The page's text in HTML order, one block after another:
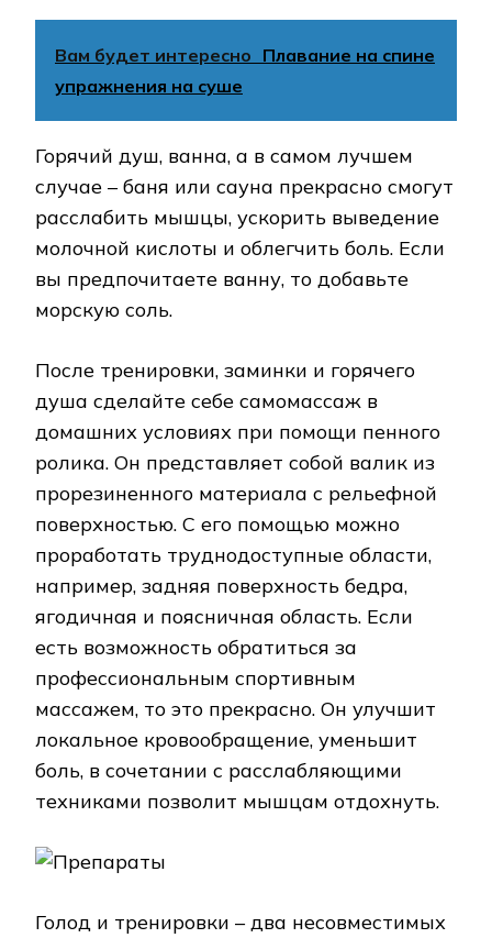
Вам будет интересно Плавание на спине
упражнения на суше
Горячий душ, ванна, а в самом лучшем
случае – баня или сауна прекрасно смогут
расслабить мышцы, ускорить выведение
молочной кислоты и облегчить боль. Если
вы предпочитаете ванну, то добавьте
морскую соль.
После тренировки, заминки и горячего
душа сделайте себе самомассаж в
домашних условиях при помощи пенного
ролика. Он представляет собой валик из
прорезиненного материала с рельефной
поверхностью. С его помощью можно
проработать труднодоступные области,
например, задняя поверхность бедра,
ягодичная и поясничная область. Если
есть возможность обратиться за
профессиональным спортивным
массажем, то это прекрасно. Он улучшит
локальное кровообращение, уменьшит
боль, в сочетании с расслабляющими
техниками позволит мышцам отдохнуть.
Голод и тренировки – два несовместимых